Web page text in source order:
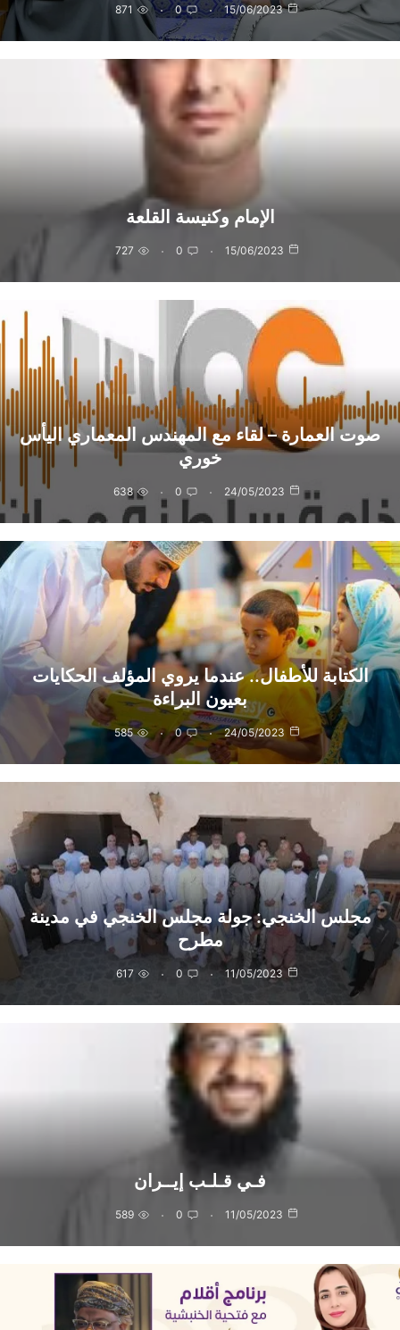
15/06/2023
0
871
الإمام وكنيسة القلعة
15/06/2023
0
727
صوت العمارة – لقاء مع المهندس المعماري اليأس
خوري
24/05/2023
0
638
الكتابة للأطفال.. عندما يروي المؤلف الحكايات
بعيون البراءة
24/05/2023
0
585
مجلس الخنجي: جولة مجلس الخنجي في مدينة
مطرح
11/05/2023
0
617
فـي قـلـب إيــران
11/05/2023
0
589